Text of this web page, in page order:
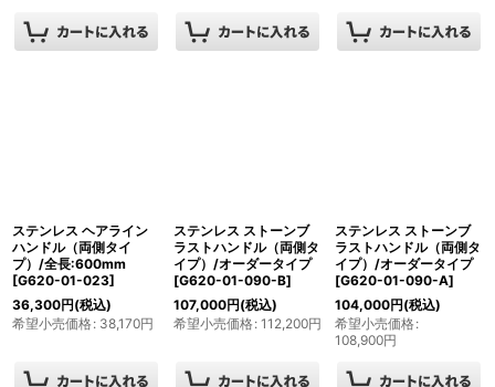
ステンレス ヘアライン
ハンドル（両側タイ
プ）/全長:600mm
[G620-01-023]
36,300円(税込)
希望小売価格: 38,170円
ステンレス ストーンブ
ラストハンドル（両側タ
イプ）/オーダータイプ
[G620-01-090-B]
107,000円(税込)
希望小売価格: 112,200円
ステンレス ストーンブ
ラストハンドル（両側タ
イプ）/オーダータイプ
[G620-01-090-A]
104,000円(税込)
希望小売価格:
108,900円